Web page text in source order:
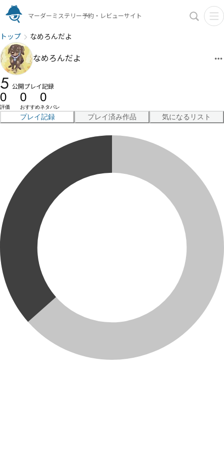
マーダーミステリー予約・レビューサイト
トップ なめろんだよ
なめろんだよ
5 公開プレイ記録
0
評価
0
おすすめ
0
ネタバレ
プレイ記録 プレイ済み作品 気になるリスト